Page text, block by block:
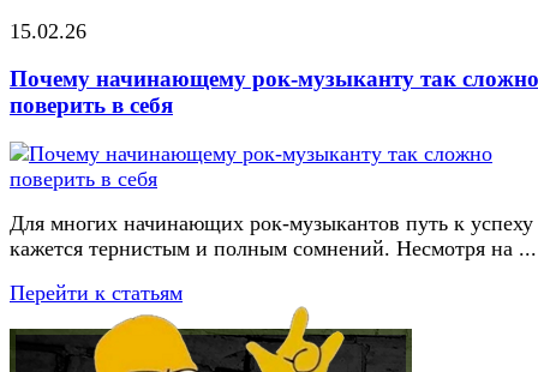
15.02.26
Почему начинающему рок-музыканту так сложно
поверить в себя
Для многих начинающих рок-музыкантов путь к успеху
кажется тернистым и полным сомнений. Несмотря на ...
Перейти к статьям